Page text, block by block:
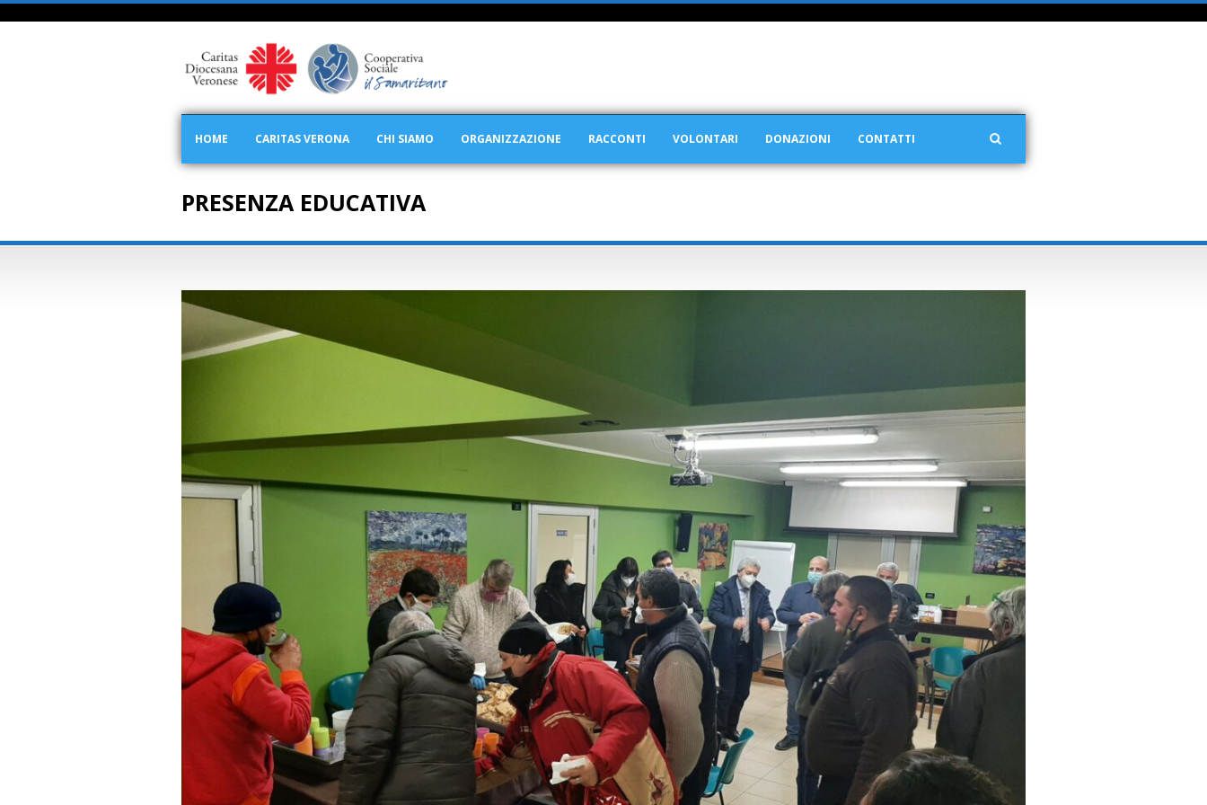
HOME CARITAS VERONA CHI SIAMO ORGANIZZAZIONE RACCONTI VOLONTARI DONAZIONI CONTATTI
PRESENZA EDUCATIVA